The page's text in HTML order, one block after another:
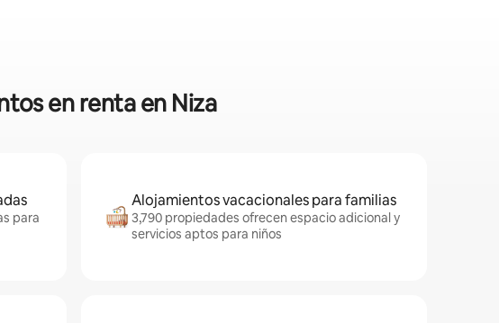
en renta en Niza
para
Alojamientos vacacionales para familias
3,790 propiedades ofrecen espacio adicional y
servicios aptos para niños